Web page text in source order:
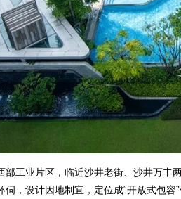
部工业片区，临近沙井老街、沙井万丰
，设计因地制宜，定位成“开放式包